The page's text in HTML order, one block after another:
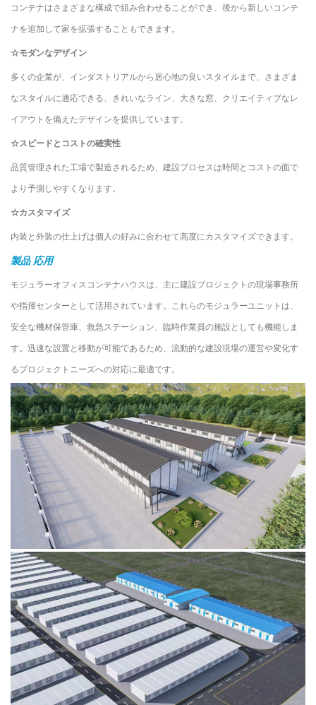
コンテナはさまざまな構成で組み合わせることができ、後から新しいコンテ
ナを追加して家を拡張することもできます。
☆モダンなデザイン
多くの企業が、インダストリアルから居心地の良いスタイルまで、さまざま
なスタイルに適応できる、きれいなライン、大きな窓、クリエイティブなレ
イアウトを備えたデザインを提供しています。
☆スピードとコストの確実性
品質管理された工場で製造されるため、建設プロセスは時間とコストの面で
より予測しやすくなります。
☆カスタマイズ
内装と外装の仕上げは個人の好みに合わせて高度にカスタマイズできます。
製品応用
モジュラーオフィスコンテナハウスは、主に建設プロジェクトの現場事務所
や指揮センターとして活用されています。これらのモジュラーユニットは、
安全な機材保管庫、救急ステーション、臨時作業員の施設としても機能しま
す。迅速な設置と移動が可能であるため、流動的な建設現場の運営や変化す
るプロジェクトニーズへの対応に最適です。